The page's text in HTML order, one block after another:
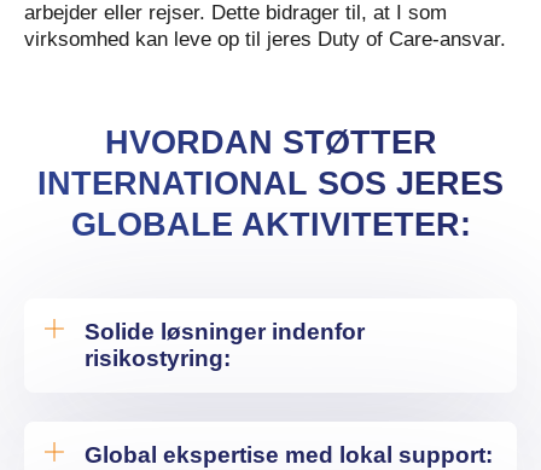
arbejder eller rejser. Dette bidrager til, at I som
virksomhed kan leve op til jeres Duty of Care-ansvar.
HVORDAN STØTTER
INTERNATIONAL SOS JERES
GLOBALE AKTIVITETER:
Solide løsninger indenfor
risikostyring:
Global ekspertise med lokal support: